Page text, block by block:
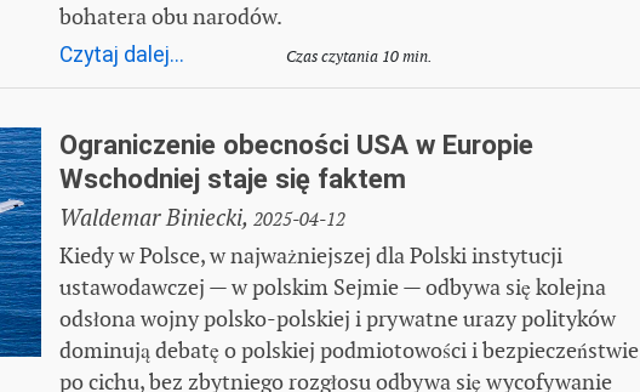
bohatera obu narodów.
Czytaj dalej... Czas czytania 10 min.
Ograniczenie obecności USA w Europie
Wschodniej staje się faktem
Waldemar Biniecki, 2025-04-12
Kiedy w Polsce, w najważniejszej dla Polski instytucji
ustawodawczej — w polskim Sejmie — odbywa się kolejna
odsłona wojny polsko-polskiej i prywatne urazy polityków
dominują debatę o polskiej podmiotowości i
po cichu, bez zbytniego rozgłosu odbywa się wycofywanie